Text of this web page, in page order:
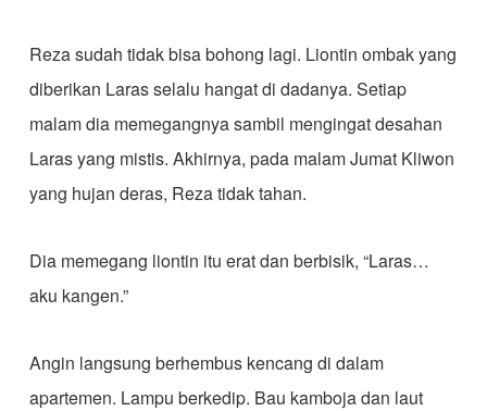
Reza sudah tidak bisa bohong lagi. Liontin ombak yang
diberikan Laras selalu hangat di dadanya. Setiap
malam dia memegangnya sambil mengingat desahan
Laras yang mistis. Akhirnya, pada malam Jumat Kliwon
yang hujan deras, Reza tidak tahan.
Dia memegang liontin itu erat dan berbisik, “Laras…
aku kangen.”
Angin langsung berhembus kencang di dalam
apartemen. Lampu berkedip. Bau kamboja dan laut